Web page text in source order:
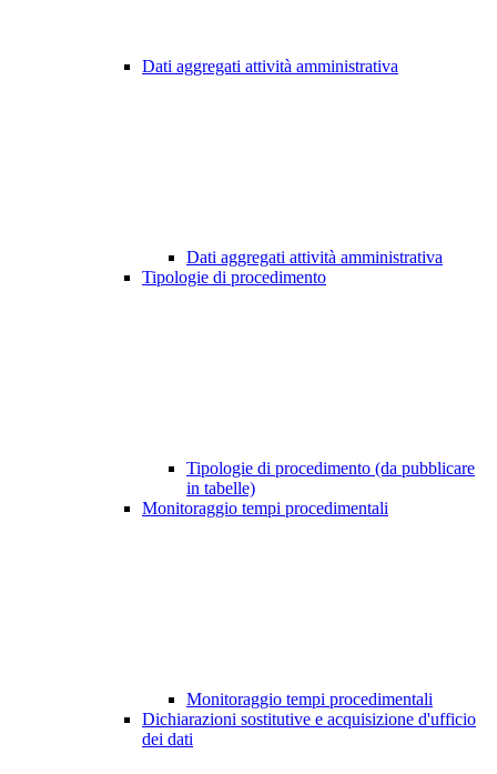
Dati aggregati attività amministrativa
Dati aggregati attività amministrativa
Tipologie di procedimento
Tipologie di procedimento (da pubblicare
in tabelle)
Monitoraggio tempi procedimentali
Monitoraggio tempi procedimentali
Dichiarazioni sostitutive e acquisizione d'ufficio
dei dati